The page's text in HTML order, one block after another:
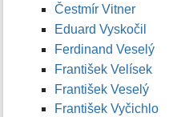
Čestmír Vitner
Eduard Vyskočil
Ferdinand Veselý
František Velísek
František Veselý
František Vyčichlo